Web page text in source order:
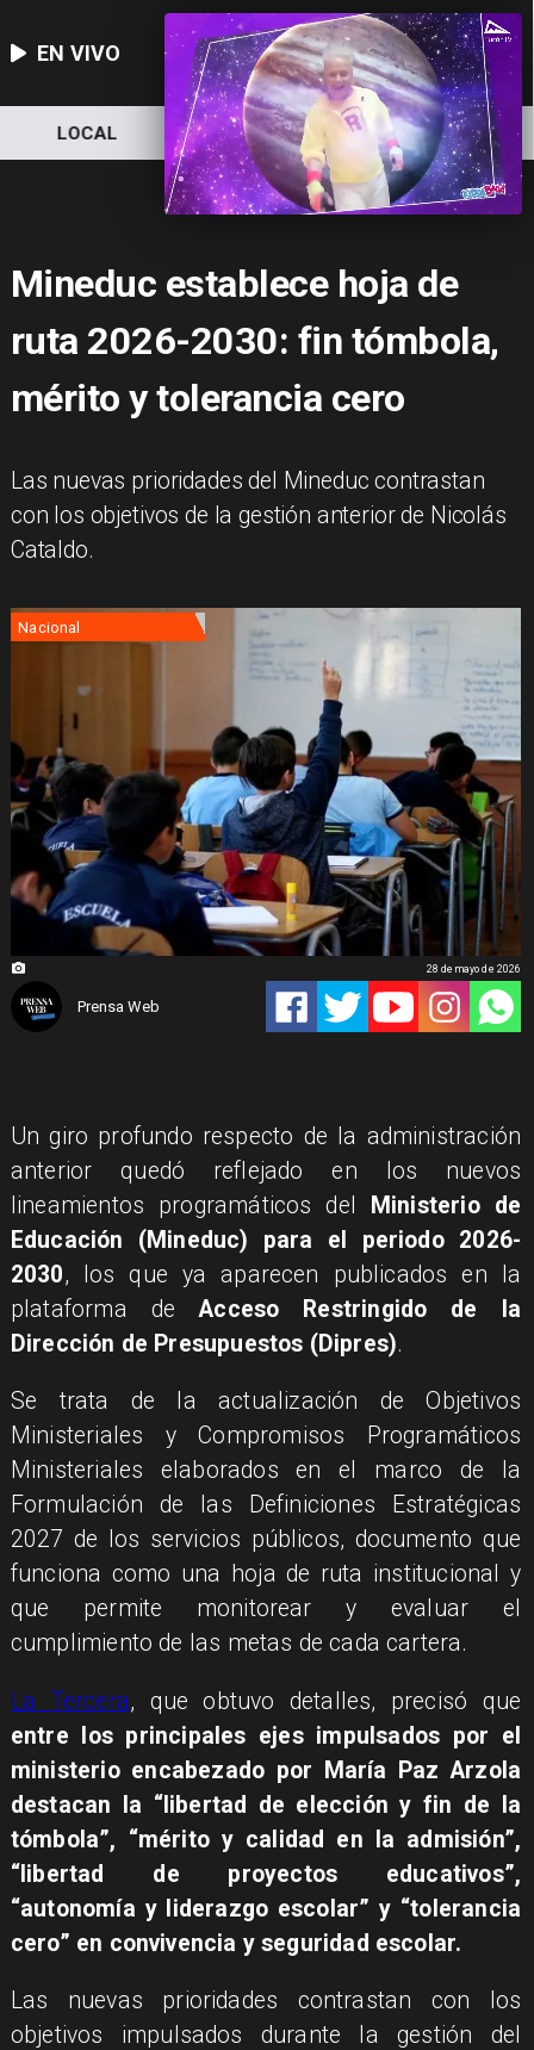
EN VIVO
LOCAL NACIONAL DEPORTES
Mineduc establece hoja de
ruta 2026-2030: fin tómbola,
mérito y tolerancia cero
Las nuevas prioridades del Mineduc contrastan
con los objetivos de la gestión anterior de Nicolás
Cataldo.
Nacional
Prensa Web
28 de mayo de 2026
Un giro profundo respecto de la administración
anterior quedó reflejado en los nuevos
lineamientos programáticos del
Ministerio de
Educación (Mineduc) para el periodo 2026-
2030, los que ya aparecen publicados en la
plataforma deAcceso Restringido de la
Dirección de Presupuestos (Dipres).
Se trata de la actualización de Objetivos
Ministeriales y Compromisos Programáticos
Ministeriales elaborados en el marco de la
Formulación de las Definiciones Estratégicas
2027 de los servicios públicos, documento que
funciona como una hoja de ruta institucional y
que permite monitorear y evaluar el
cumplimiento de las metas de cada cartera.
La Tercera, que obtuvo detalles, precisó que
entre los principales ejes impulsados por el
ministerio encabezado por María Paz Arzola
destacan la “libertad de elección y fin de la
tómbola”, “mérito y calidad en la admisión”,
“libertad de proyectos educativos”,
“autonomía y liderazgo escolar” y “tolerancia
cero” en convivencia y seguridad escolar.
Las nuevas prioridades contrastan con los
objetivos impulsados durante la gestión del